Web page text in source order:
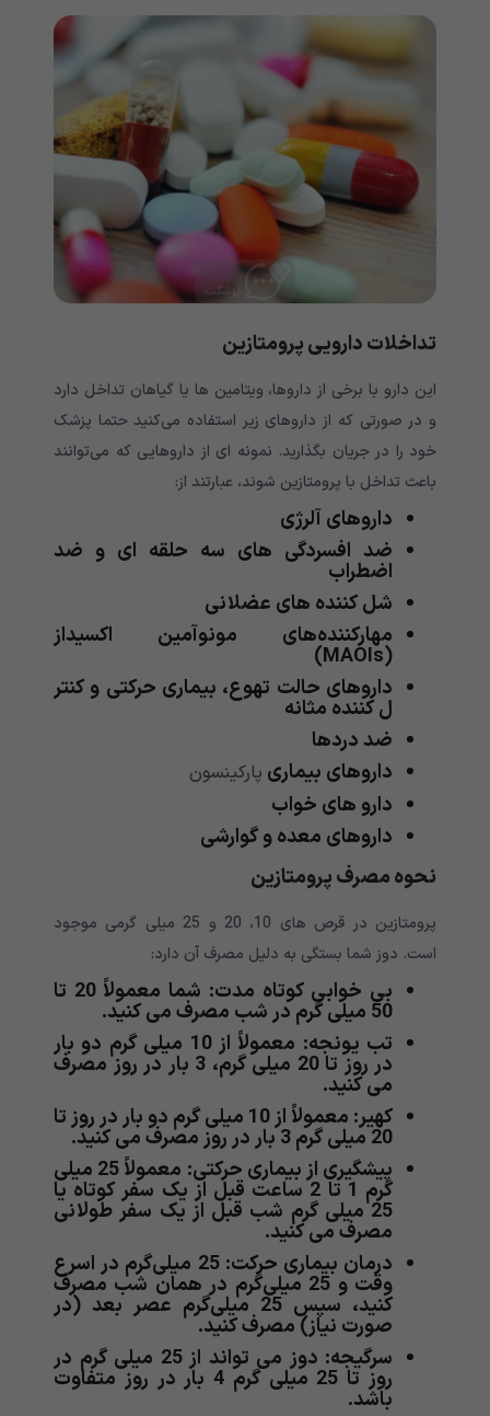
تداخلات دارویی پرومتازین
این دارو با برخی از داروها، ویتامین ها یا گیاهان تداخل دارد
و در صورتی که از داروهای زیر استفاده می‌کنید حتما پزشک
خود را در جریان بگذارید. نمونه ای از داروهایی که می‌‌‌‌‌‌‌‌‌‌توانند
باعث تداخل با پرومتازین شوند، عبارتند از:
داروهای آلرژی
ضد افسردگی های سه حلقه ای و ضد
اضطراب
شل کننده های عضلانی
مهارکننده‌های مونوآمین اکسیداز
(MAOIs)
داروهای حالت تهوع، بیماری حرکتی و کنتر
ل کننده مثانه
ضد دردها
داروهای بیماری پارکینسون
دارو های خواب
داروهای معده و گوارشی
نحوه مصرف پرومتازین
پرومتازین در قرص های 10، 20 و 25 میلی گرمی موجود
است. دوز شما بستگی به دلیل مصرف آن دارد:
بی خوابی کوتاه مدت: شما معمولاً 20 تا
50 میلی گرم در شب مصرف می کنید.
تب یونجه: معمولاً از 10 میلی گرم دو بار
در روز تا 20 میلی گرم، 3 بار در روز مصرف
می کنید.
کهیر: معمولاً از 10 میلی گرم دو بار در روز تا
20 میلی گرم 3 بار در روز مصرف می کنید.
پیشگیری از بیماری حرکتی: معمولاً 25 میلی
گرم 1 تا 2 ساعت قبل از یک سفر کوتاه یا
25 میلی گرم شب قبل از یک سفر طولانی
مصرف می کنید.
درمان بیماری حرکت: 25 میلی‌گرم در اسرع
وقت و 25 میلی‌گرم در همان شب مصرف
کنید، سپس 25 میلی‌گرم عصر بعد (در
صورت نیاز) مصرف کنید.
سرگیجه: دوز می تواند از 25 میلی گرم در
روز تا 25 میلی گرم 4 بار در روز متفاوت
باشد.